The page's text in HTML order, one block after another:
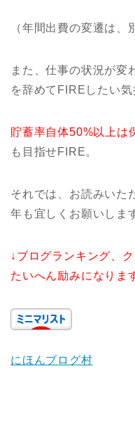
（年間出費の変遷は、
また、仕事の状況が変
を辞めてFIREしたい気
貯蓄率自体50%以上は
も目指せFIRE。
それでは、お読みいた
年も宜しくお願いしま
↓ブログランキング、
たいへん励みになりま
にほんブログ村